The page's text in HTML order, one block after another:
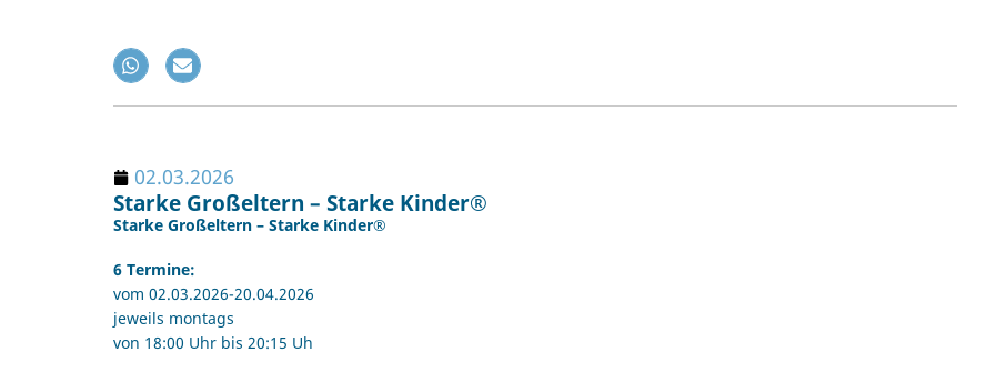
02.03.2026
Starke Großeltern – Starke Kinder®
Starke Großeltern – Starke Kinder®
6 Termine:
vom 02.03.2026-20.04.2026
jeweils montags
von 18:00 Uhr bis 20:15 Uh